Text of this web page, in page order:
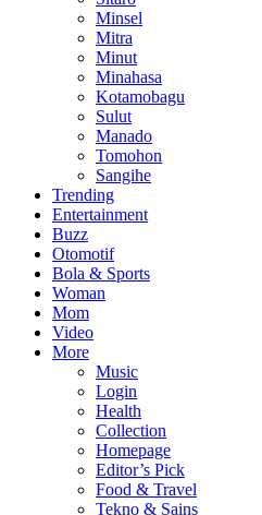
Minsel
Mitra
Minut
Minahasa
Kotamobagu
Sulut
Manado
Tomohon
Sangihe
Trending
Entertainment
Buzz
Otomotif
Bola & Sports
Woman
Mom
Video
More
Music
Login
Health
Collection
Homepage
Editor’s Pick
Food & Travel
Tekno & Sains